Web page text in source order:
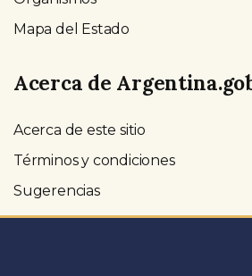
Mapa del Estado
Acerca de
Acerca de este sitio
Términos y condiciones
Sugerencias